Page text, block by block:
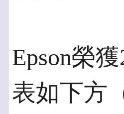
Epson榮
表如下方